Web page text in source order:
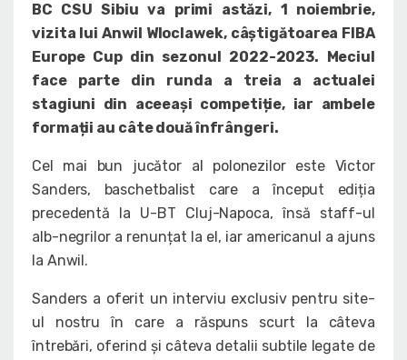
BC CSU Sibiu va primi astăzi, 1 noiembrie,
vizita lui Anwil Wloclawek, câștigătoarea FIBA
Europe Cup din sezonul 2022-2023. Meciul
face parte din runda a treia a actualei
stagiuni din aceeași competiție, iar ambele
formații au câte două înfrângeri.
Cel mai bun jucător al polonezilor este Victor
Sanders, baschetbalist care a început ediția
precedentă la U-BT Cluj-Napoca, însă staff-ul
alb-negrilor a renunțat la el, iar americanul a ajuns
la Anwil.
Sanders a oferit un interviu exclusiv pentru site-
ul nostru în care a răspuns scurt la câteva
întrebări, oferind și câteva detalii subtile legate de